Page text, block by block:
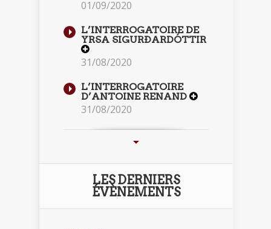
01/09/2020
L’INTERROGATOIRE DE
YRSA SIGURÐARDÓTTIR
31/08/2020
L’INTERROGATOIRE
D’ANTOINE RENAND
31/08/2020
LES DERNIERS
ÉVÈNEMENTS